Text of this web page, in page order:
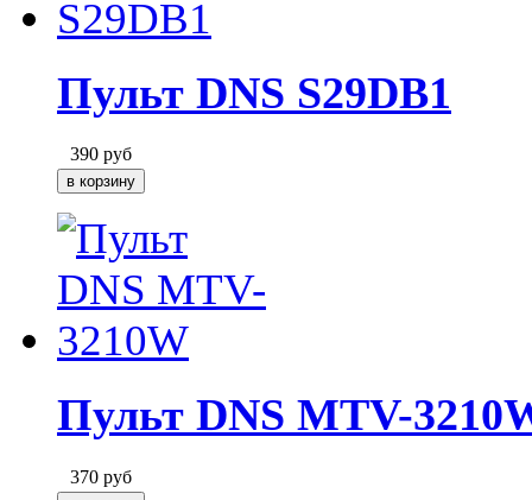
Пульт DNS S29DB1
390 руб
Пульт DNS MTV-
370 руб